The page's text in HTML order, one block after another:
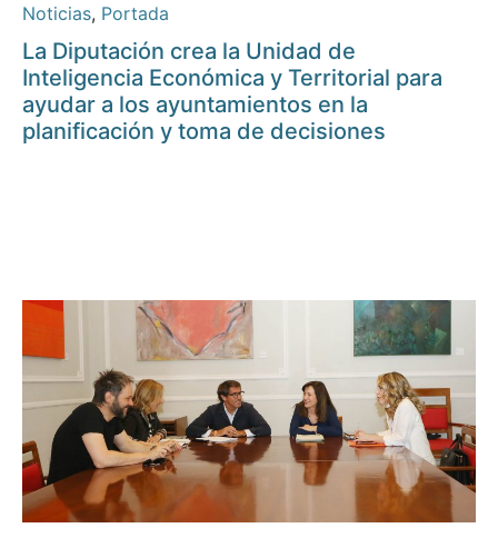
Noticias, Portada
La Diputación crea la Unidad de
Inteligencia Económica y Territorial para
ayudar a los ayuntamientos en la
planificación y toma de decisiones